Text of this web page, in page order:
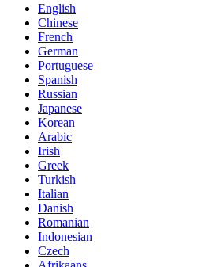
English
Chinese
French
German
Portuguese
Spanish
Russian
Japanese
Korean
Arabic
Irish
Greek
Turkish
Italian
Danish
Romanian
Indonesian
Czech